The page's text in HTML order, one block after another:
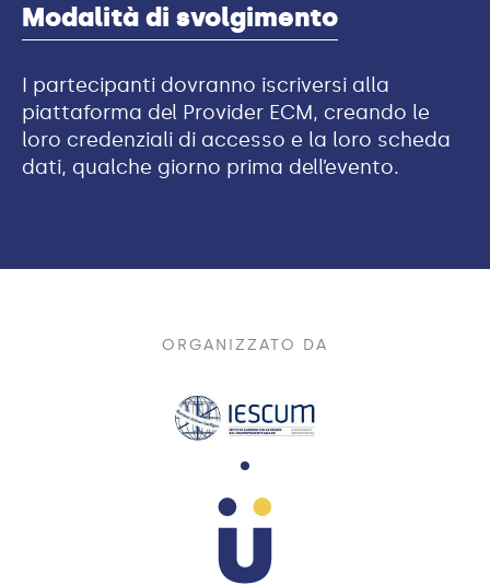
Modalità di svolgimento
I partecipanti dovranno iscriversi alla
piattaforma del Provider ECM, creando le
loro credenziali di accesso e la loro scheda
dati, qualche giorno prima dell’evento.
ORGANIZZATO DA